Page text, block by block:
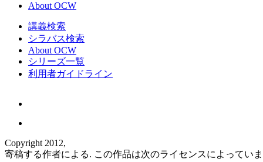
About OCW
講義検索
シラバス検索
About OCW
シリーズ一覧
利用者ガイドライン
Copyright 2012,
寄稿する作者による. この作品は次のライセンスによってい